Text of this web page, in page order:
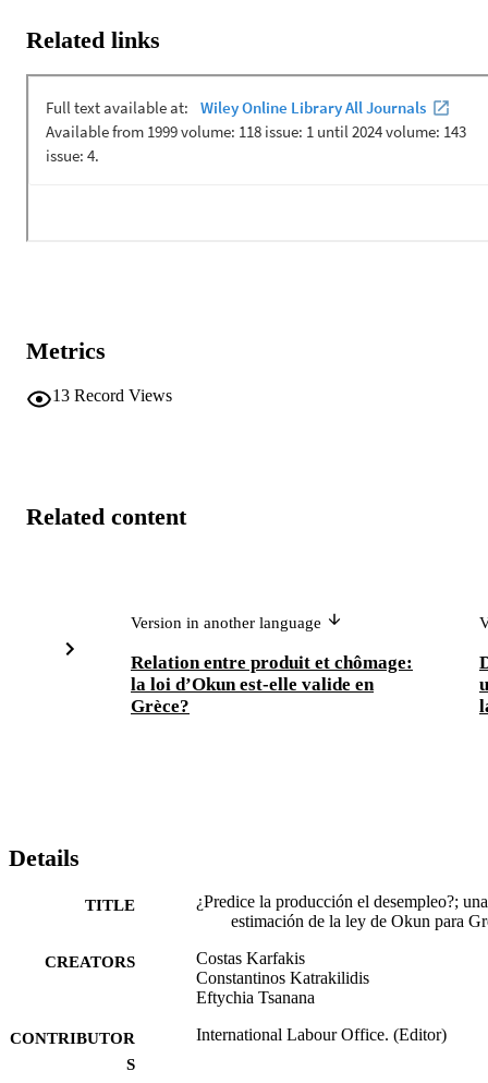
Related links
Metrics
13 Record Views
Related content
Version in another language
Relation entre produit et chômage:
la loi d’Okun est-elle valide en
Grèce?
Details
TITLE
¿Predice la producción el desempleo?; una
estimación de la ley de Okun para
CREATORS
Costas Karfakis
Constantinos Katrakilidis
Eftychia Tsanana
CONTRIBUTOR
S
International Labour Office. (Editor)